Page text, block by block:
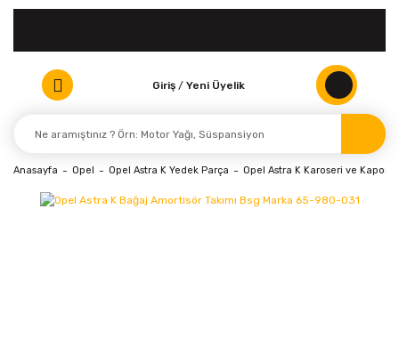
Giriş / Yeni Üyelik
Anasayfa Opel Opel Astra K Yedek Parça Opel Astra K Karoseri ve Kaporta